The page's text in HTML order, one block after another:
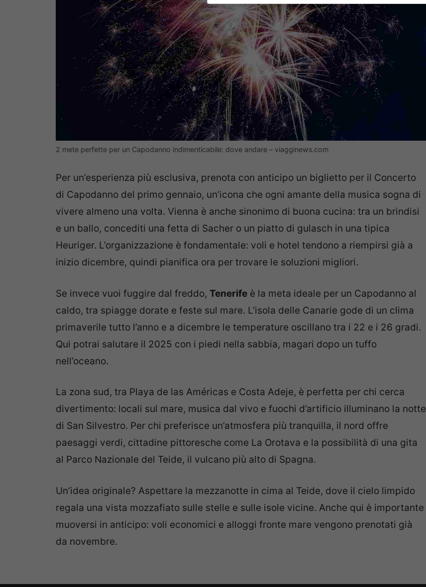
2 mete perfette per un Capodanno indimenticabile: dove andare – viagginews.com
Per un’esperienza più esclusiva, prenota con anticipo un biglietto per il Concerto
di Capodanno del primo gennaio, un’icona che ogni amante della musica sogna di
vivere almeno una volta. Vienna è anche sinonimo di buona cucina: tra un brindisi
e un ballo, concediti una fetta di Sacher o un piatto di gulasch in una tipica
Heuriger. L’organizzazione è fondamentale: voli e hotel tendono a riempirsi già a
inizio dicembre, quindi pianifica ora per trovare le soluzioni migliori.
Se invece vuoi fuggire dal freddo, Tenerife è la meta ideale per un Capodanno al
caldo, tra spiagge dorate e feste sul mare. L’isola delle Canarie gode di un clima
primaverile tutto l’anno e a dicembre le temperature oscillano tra i 22 e i 26 gradi.
Qui potrai salutare il 2025 con i piedi nella sabbia, magari dopo un tuffo
nell’oceano.
La zona sud, tra Playa de las Américas e Costa Adeje, è perfetta per chi cerca
divertimento: locali sul mare, musica dal vivo e fuochi d’artificio illuminano la notte
di San Silvestro. Per chi preferisce un’atmosfera più tranquilla, il nord offre
paesaggi verdi, cittadine pittoresche come La Orotava e la possibilità di una gita
al Parco Nazionale del Teide, il vulcano più alto di Spagna.
Un’idea originale? Aspettare la mezzanotte in cima al Teide, dove il cielo limpido
regala una vista mozzafiato sulle stelle e sulle isole vicine. Anche qui è importante
muoversi in anticipo: voli economici e alloggi fronte mare vengono prenotati già
da novembre.